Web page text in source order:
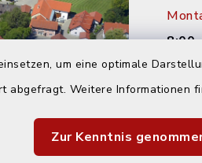
um eine optimale
abgefragt. Weitere Informationen
Zur Kenntnis